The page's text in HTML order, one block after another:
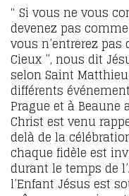
“ Si vous ne vous
devenez pas
vous n’entrerez
Cieux ”, nous dit
selon Saint Matthieu
différents
Prague et à Beaune
Christ est venu
delà de la
chaque fidèle est
durant le temps de
l’Enfant Jésus est